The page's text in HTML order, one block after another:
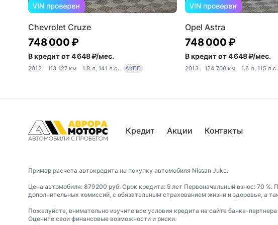
Chevrolet Cruze
748 000 ₽
В кредит от 4 648 ₽/мес.
2012 113 127 км 1.8 л, 141 л.с. АКПП
Opel Astra
748 000 ₽
В кредит от 4 648 ₽/мес.
2013 124 700 км 1.6 л, 115 л.с.
Кредит Акции Контакты
Пример расчета автокредита на покупку автомобиля Nissan Juke.
Цена автомобиля: 879200 руб. Срок кредита: 5 лет Первоначальный взнос: 70
дополнительных комиссий, с обязательным страхованием жизни и здоровья, а
Пожалуйста, внимательно изучите все условия кредита на сайте банка-партнера
Оцените свои финансовые возможности и риски.